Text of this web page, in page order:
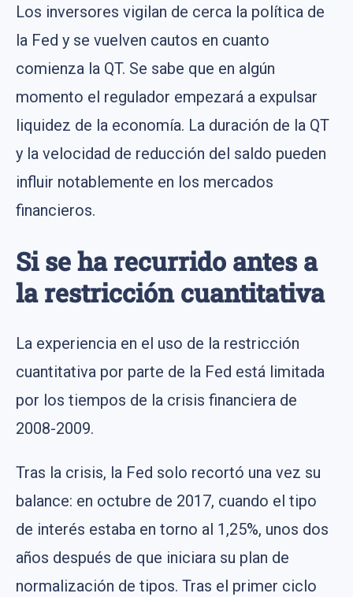
Los inversores vigilan de cerca la política de
la Fed y se vuelven cautos en cuanto
comienza la QT. Se sabe que en algún
momento el regulador empezará a expulsar
liquidez de la economía. La duración de la QT
y la velocidad de reducción del saldo pueden
influir notablemente en los mercados
financieros.
Si se ha recurrido antes a
la restricción cuantitativa
La experiencia en el uso de la restricción
cuantitativa por parte de la Fed está limitada
por los tiempos de la crisis financiera de
2008-2009.
Tras la crisis, la Fed solo recortó una vez su
balance: en octubre de 2017, cuando el tipo
de interés estaba en torno al 1,25%, unos dos
años después de que iniciara su plan de
normalización de tipos. Tras el primer ciclo